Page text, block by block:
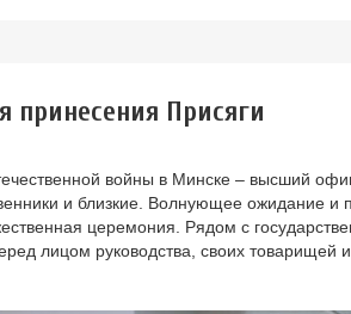
принесения Присяги
войны в Минске – высший
и близкие. Волнующее ожидание
церемония. Рядом с
лицом руководства, своих товарищей